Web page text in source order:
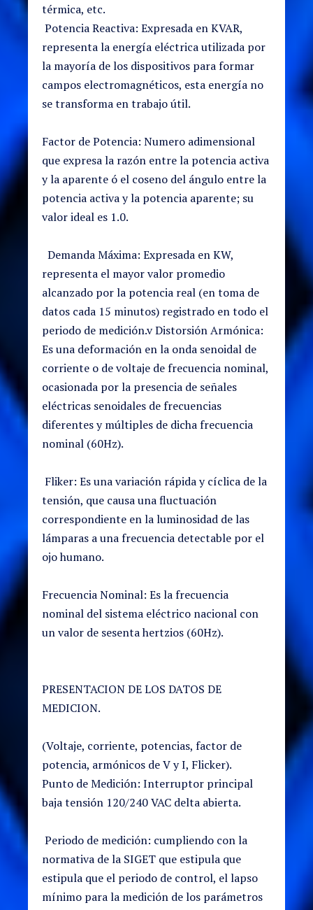
térmica, etc.
Potencia Reactiva: Expresada en KVAR,
representa la energía eléctrica utilizada por
la mayoría de los dispositivos para formar
campos electromagnéticos, esta energía no
se transforma en trabajo útil.
Factor de Potencia: Numero adimensional
que expresa la razón entre la potencia activa
y la aparente ó el coseno del ángulo entre la
potencia activa y la potencia aparente; su
valor ideal es 1.0.
Demanda Máxima: Expresada en KW,
representa el mayor valor promedio
alcanzado por la potencia real (en toma de
datos cada 15 minutos) registrado en todo el
periodo de medición.v Distorsión Armónica:
Es una deformación en la onda senoidal de
corriente o de voltaje de frecuencia nominal,
ocasionada por la presencia de señales
eléctricas senoidales de frecuencias
diferentes y múltiples de dicha frecuencia
nominal (60Hz).
Fliker: Es una variación rápida y cíclica de la
tensión, que causa una fluctuación
correspondiente en la luminosidad de las
lámparas a una frecuencia detectable por el
ojo humano.
Frecuencia Nominal: Es la frecuencia
nominal del sistema eléctrico nacional con
un valor de sesenta hertzios (60Hz).
PRESENTACION DE LOS DATOS DE
MEDICION.
(Voltaje, corriente, potencias, factor de
potencia, armónicos de V y I, Flicker).
Punto de Medición: Interruptor principal
baja tensión 120/240 VAC delta abierta.
Periodo de medición: cumpliendo con la
normativa de la SIGET que estipula que
estipula que el periodo de control, el lapso
mínimo para la medición de los parámetros